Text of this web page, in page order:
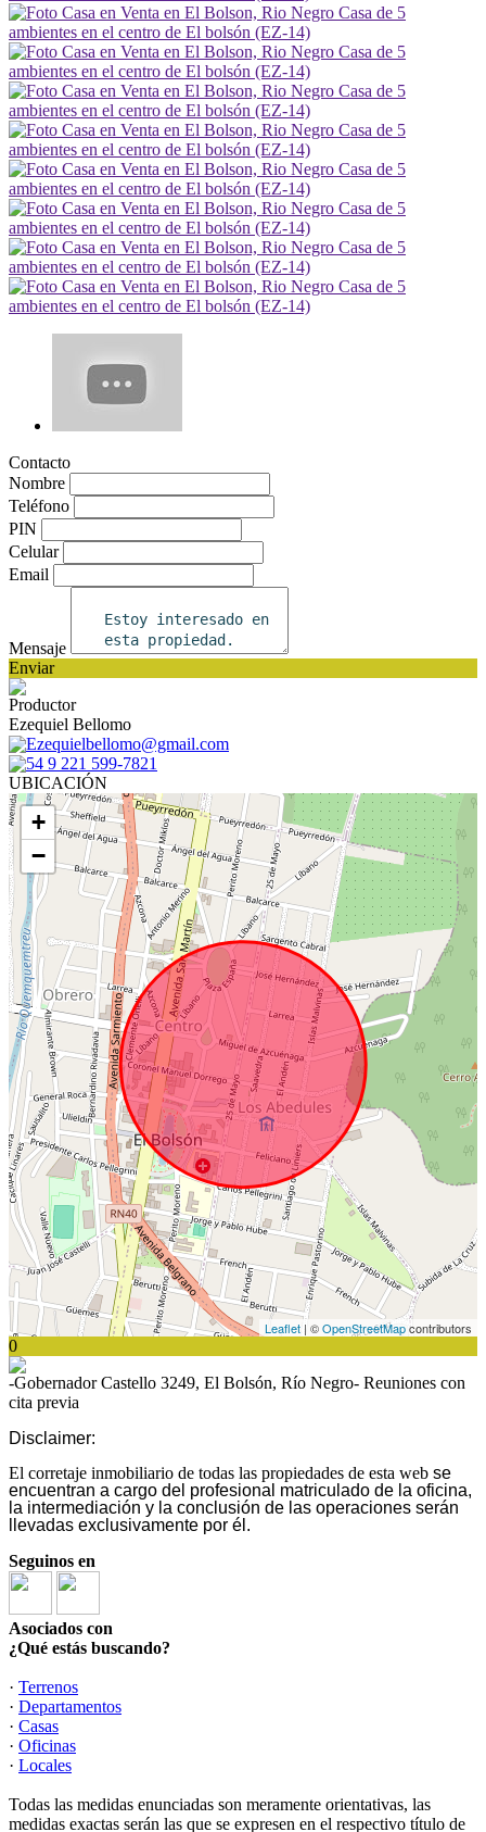
Contacto
Nombre
Teléfono
PIN
Celular
Email
Mensaje
Enviar
Productor
Ezequiel Bellomo
Ezequielbellomo@gmail.com
54 9 221 599-7821
UBICACIÓN
+
−
Leaflet | ©OpenStreetMapcontributors
0
-Gobernador Castello 3249, El Bolsón, Río Negro- Reuniones con
cita previa
Disclaimer:
El corretaje inmobiliario de todas las propiedades de esta web se
encuentran a cargo del profesional matriculado de la oficina,
la intermediación y la conclusión de las operaciones serán
llevadas exclusivamente por él.
Seguinos en
Asociados con
¿Qué estás buscando?
· Terrenos
· Departamentos
· Casas
· Oficinas
· Locales
Todas las medidas enunciadas son meramente orientativas, las
medidas exactas serán las que se expresen en el respectivo título de